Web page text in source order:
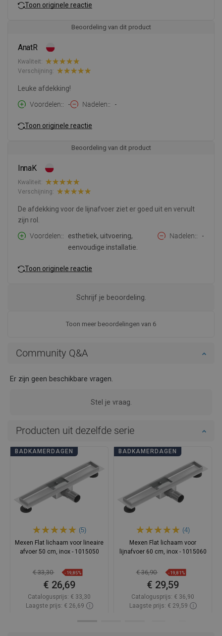
Toon originele reactie
Beoordeling van dit product
AnatR
Kwaliteit:
Verschijning:
Leuke afdekking!
Voordelen:
- Nadelen: -
Toon originele reactie
Beoordeling van dit product
InnaK
Kwaliteit:
Verschijning:
De afdekking voor de lijnafvoer ziet er goed uit en vervult
zijn rol.
Voordelen:
esthetiek, uitvoering,
eenvoudige installatie.
Nadelen: -
Toon originele reactie
Toon meer beoordelingen van 6
Schrijf je beoordeling.
Community Q&A
Er zijn geen beschikbare vragen.
Stel je vraag.
Producten uit dezelfde serie
BADKAMERDAGEN
(5)
Mexen Flat lichaam voor lineaire
afvoer 50 cm, inox - 1015050
€ 33,30 -19,85%
€ 26,69
Catalogusprijs: € 33,30
Laagste prijs: € 26,69
BADKAMERDAGEN
(4)
Mexen Flat lichaam voor
lijnafvoer 60 cm, inox - 1015060
€ 36,90 -19,81%
€ 29,59
Catalogusprijs: € 36,90
Laagste prijs: € 29,59